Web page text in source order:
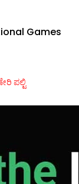
Games
ಪಲ್ಟಿ